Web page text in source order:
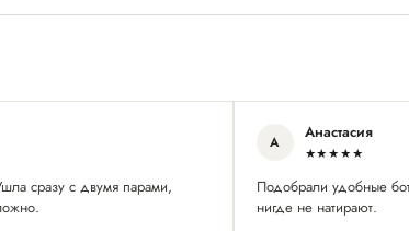
сразу с двумя парами,
А Анастасия
★★★★★
Подобрали удобные
нигде не натирают.